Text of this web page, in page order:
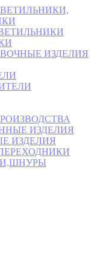
ИЗДЕЛИЯ
ИЗДЕЛИЯ
ИЗДЕЛИЯ